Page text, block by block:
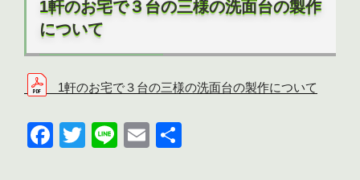
1軒のお宅で３台の三様の洗面台の製作
について
1軒のお宅で３台の三様の洗面台の製作について
F
T
Li
E